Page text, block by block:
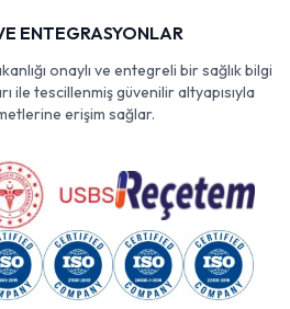
ENTEGRASYONLAR
onaylı ve entegreli bir sağlık bilgi
ile tescillenmiş güvenilir altyapısıyla
erişim sağlar.